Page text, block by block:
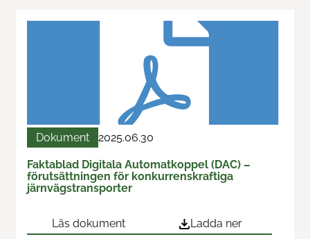
Dokument 2025.06.30
Faktablad Digitala Automatkoppel (DAC) –
förutsättningen för konkurrenskraftiga
järnvägstransporter
Läs dokument Ladda ner